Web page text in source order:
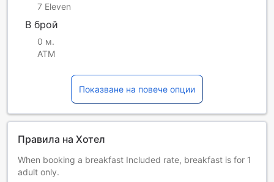
7 Eleven
В брой
0 м.
ATM
Показване на повече опции
Правила на Хотел
When booking a breakfast Included rate, breakfast is for 1
adult only.